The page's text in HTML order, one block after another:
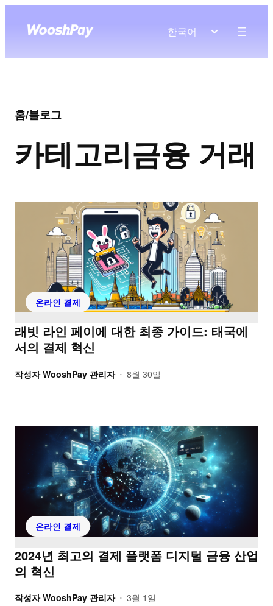
한국어
홈/블로그
카테고리금융 거래
온라인 결제
래빗 라인 페이에 대한 최종 가이드: 태국에
서의 결제 혁신
작성자 WooshPay 관리자 • 8월 30일
온라인 결제
2024년 최고의 결제 플랫폼 디지털 금융 산업
의 혁신
작성자 WooshPay 관리자 • 3월 1일